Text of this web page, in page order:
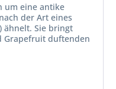
um eine antike
der Art eines
ähnelt. Sie bringt
Grapefruit duftenden